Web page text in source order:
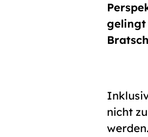
gelingt
nicht